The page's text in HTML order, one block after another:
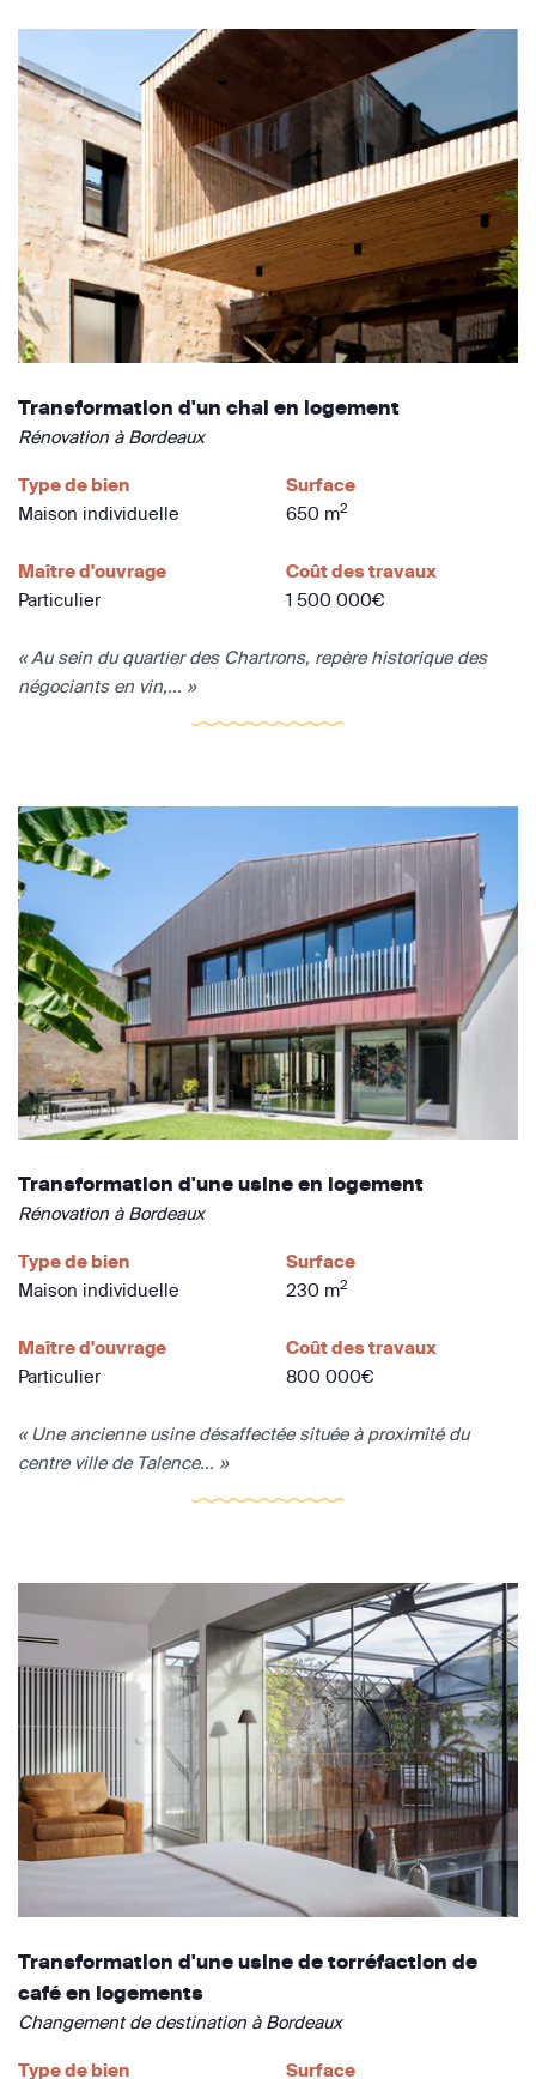
Transformation d'un chai en logement
Rénovation à Bordeaux
Type de bien
Maison individuelle
Surface
650 m2
Maître d'ouvrage
Particulier
Coût des travaux
1 500 000€
« Au sein du quartier des Chartrons, repère historique des
négociants en vin,... »
Transformation d'une usine en logement
Rénovation à Bordeaux
Type de bien
Maison individuelle
Surface
230 m2
Maître d'ouvrage
Particulier
Coût des travaux
800 000€
« Une ancienne usine désaffectée située à proximité du
centre ville de Talence... »
Transformation d'une usine de torréfaction de
café en logements
Changement de destination à Bordeaux
Type de bien Surface